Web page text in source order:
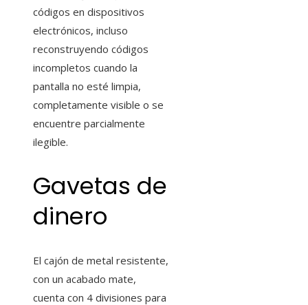
códigos en dispositivos
electrónicos, incluso
reconstruyendo códigos
incompletos cuando la
pantalla no esté limpia,
completamente visible o se
encuentre parcialmente
ilegible.
Gavetas de
dinero
El cajón de metal resistente,
con un acabado mate,
cuenta con 4 divisiones para